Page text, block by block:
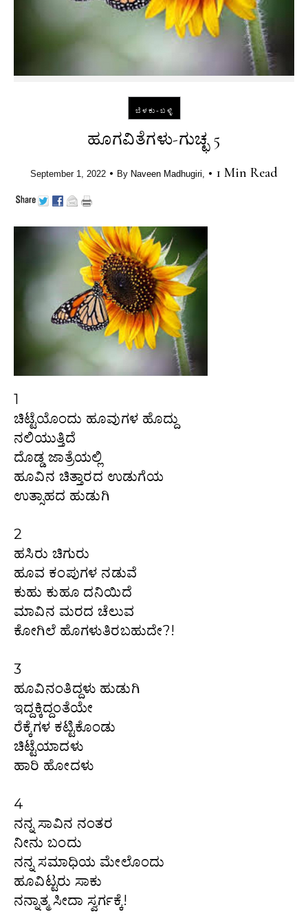
ಬೆಳಕು-ಬಳ್ಳಿ
ಹೂಗವಿತೆಗಳು-ಗುಚ್ಛ 5
September 1, 2022 • By Naveen Madhugiri, • 1 Min Read
1
ಚಿಟ್ಟೆಯೊಂದು ಹೂವುಗಳ ಹೊದ್ದು
ನಲಿಯುತ್ತಿದೆ
ದೊಡ್ಡ ಜಾತ್ರೆಯಲ್ಲಿ
ಹೂವಿನ ಚಿತ್ತಾರದ ಉಡುಗೆಯ
ಉತ್ಸಾಹದ ಹುಡುಗಿ
2
ಹಸಿರು ಚಿಗುರು
ಹೂವ ಕಂಪುಗಳ ನಡುವೆ
ಕುಹು ಕುಹೂ ದನಿಯಿದೆ
ಮಾವಿನ ಮರದ ಚೆಲುವ
ಕೋಗಿಲೆ ಹೊಗಳುತಿರಬಹುದೇ?!
3
ಹೂವಿನಂತಿದ್ದಳು ಹುಡುಗಿ
ಇದ್ದಕ್ಕಿದ್ದಂತೆಯೇ
ರೆಕ್ಕೆಗಳ ಕಟ್ಟಿಕೊಂಡು
ಚಿಟ್ಟೆಯಾದಳು
ಹಾರಿ ಹೋದಳು
4
ನನ್ನ ಸಾವಿನ ನಂತರ
ನೀನು ಬಂದು
ನನ್ನ ಸಮಾಧಿಯ ಮೇಲೊಂದು
ಹೂವಿಟ್ಟರು ಸಾಕು
ನನ್ನಾತ್ಮ ಸೀದಾ ಸ್ವರ್ಗಕ್ಕೆ!